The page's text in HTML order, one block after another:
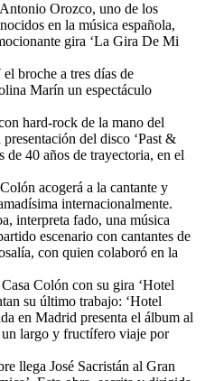
Orozco, uno de los
en la música española,
gira ‘La Gira De Mi
broche a tres días de
Marín un espectáculo
hard-rock de la mano del
del disco ‘Past &
de 40 años de trayectoria, en el
acogerá a la cantante y
internacionalmente.
interpreta fado, una música
escenario con cantantes de
con quien colaboró en la
Colón con su gira ‘Hotel
su último trabajo: ‘Hotel
en Madrid presenta el álbum al
largo y fructífero viaje por
llega José Sacristán al Gran